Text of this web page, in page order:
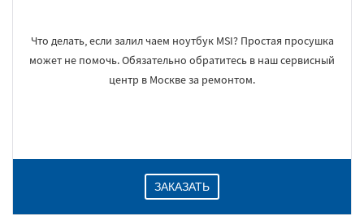
Что делать, если залил чаем ноутбук MSI? Простая просушка
может не помочь. Обязательно обратитесь в наш сервисный
центр в Москве за ремонтом.
ЗАКАЗАТЬ